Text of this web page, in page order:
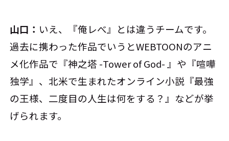
山口： いえ、『俺レべ』とは違うチームです。
過去に携わった作品でいうとWEBTOONのアニ
メ化作品で『神之塔 -Tower of God- 』や『喧嘩
独学』、北米で生まれたオンライン小説『最強
の王様、二度目の人生は何をする？』などが挙
げられます。